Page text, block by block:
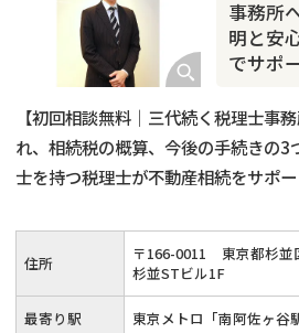
相続トラブル
事務所
明と安
でサポ
【初回相談無料｜三代続く税理士事
れ、相続税の概算、今後の手続きの
士を持つ税理士が不動産相続をサポ
用、遺言書作成といった生前対策も
約）とオンライン面談にも対応して
い税理士事務所です。
住所 〒166-0011
東京都杉並
杉並STビル1F
最寄り駅 東京メトロ「南阿佐ヶ谷